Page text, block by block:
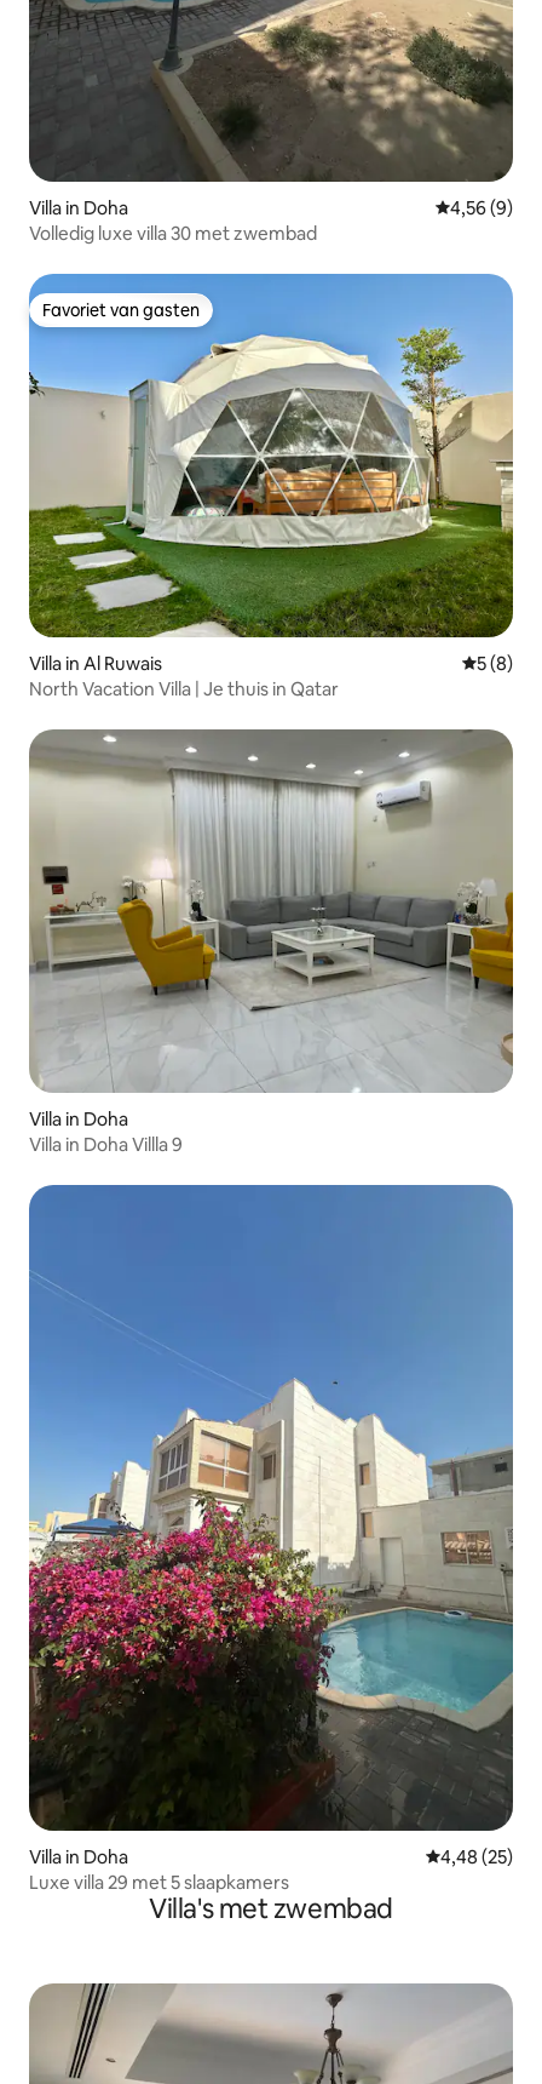
Villa in Doha Gemiddelde
4,56 (9)
Volledig luxe villa 30 met zwembad
Favoriet van gasten
Favoriet van gasten
Villa in Al Ruwais
5 (8)
North Vacation Villa | Je thuis in Qatar
Villa in Doha
Villa in Doha Villla 9
Villa in Doha Gemiddelde
4,48 (25)
Luxe villa 29 met 5 slaapkamers
Villa's met zwembad